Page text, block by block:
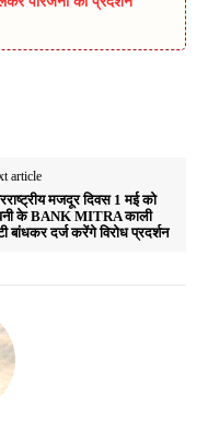
article
मजदूर दिवस 1 मई को
के BANK MITRA काली
बांधकर दर्ज करेंगे विरोध प्रदर्शन